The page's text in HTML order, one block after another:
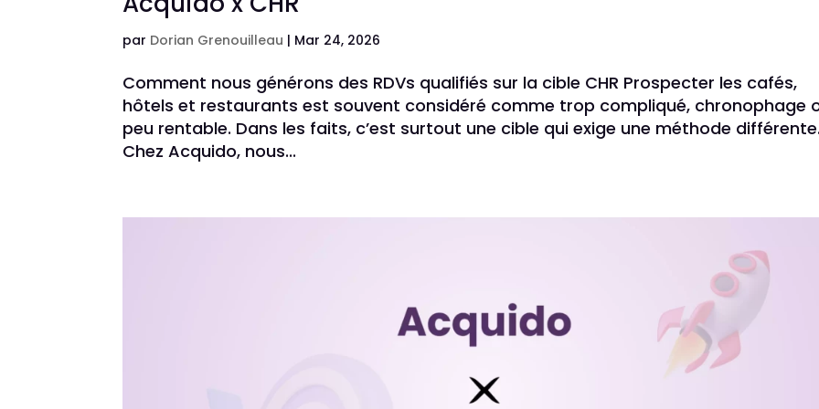
par Dorian Grenouilleau | Mar 24, 2026
Comment nous générons des RDVs qualifiés sur la cible CHR Prospecter les cafés,
hôtels et restaurants est souvent considéré comme trop compliqué, chronophage
peu rentable. Dans les faits, c’est surtout une cible qui exige une méthode
Chez Acquido, nous...